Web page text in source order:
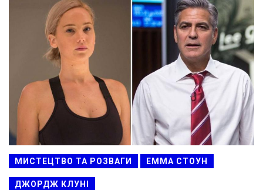
МИСТЕЦТВО ТА РОЗВАГИ ЕММА СТОУН
ДЖОРДЖ КЛУНІ